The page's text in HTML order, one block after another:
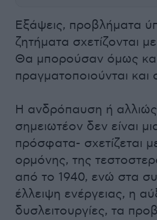
Εξάψεις, προβλήματα
ζητήματα σχετίζονται
Θα μπορούσαν όμως και
πραγματοποιούνται
Η ανδρόπαυση ή αλλιώς
σημειωτέον δεν είναι
πρόσφατα- σχετίζεται
ορμόνης, της
από το 1940, ενώ στα
έλλειψη ενέργειας, η
δυσλειτουργίες, τα